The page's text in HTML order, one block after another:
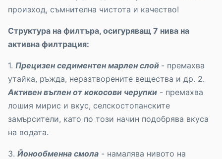
произход, съмнителна чистота и качество!
Структура на филтъра, осигуряващ 7 нива на
активна филтрация:
1. Прецизен седиментен марлен слой - премахва
утайка, ръжда, неразтворените вещества и др. 2.
Активен въглен от кокосови черупки - премахва
лошия мирис и вкус, селскостопанските
замърсители, като по този начин подобрява вкуса
на водата.
3. Йонообменна смола - намалява нивото на